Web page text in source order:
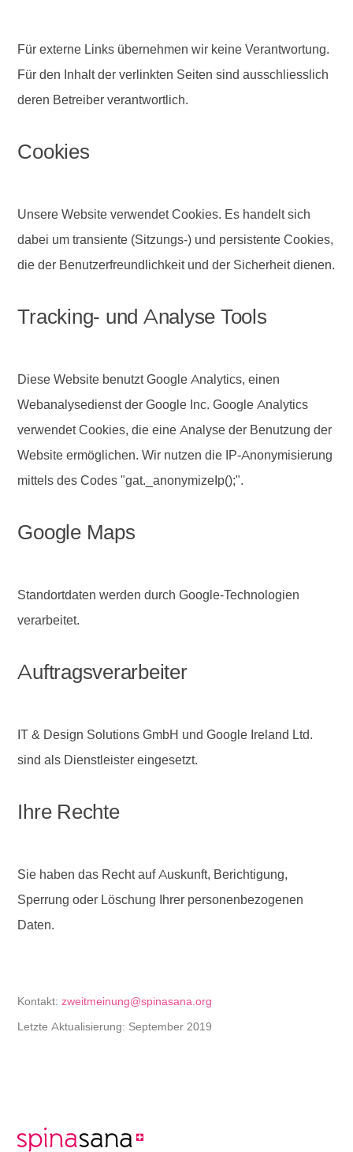
Für externe Links übernehmen wir keine Verantwortung.
Für den Inhalt der verlinkten Seiten sind ausschliesslich
deren Betreiber verantwortlich.
Cookies
Unsere Website verwendet Cookies. Es handelt sich
dabei um transiente (Sitzungs-) und persistente Cookies,
die der Benutzerfreundlichkeit und der Sicherheit dienen.
Tracking- und Analyse Tools
Diese Website benutzt Google Analytics, einen
Webanalysedienst der Google Inc. Google Analytics
verwendet Cookies, die eine Analyse der Benutzung der
Website ermöglichen. Wir nutzen die IP-Anonymisierung
mittels des Codes "gat._anonymizeIp();".
Google Maps
Standortdaten werden durch Google-Technologien
verarbeitet.
Auftragsverarbeiter
IT & Design Solutions GmbH und Google Ireland Ltd.
sind als Dienstleister eingesetzt.
Ihre Rechte
Sie haben das Recht auf Auskunft, Berichtigung,
Sperrung oder Löschung Ihrer personenbezogenen
Daten.
Kontakt:zweitmeinung@spinasana.org
Letzte Aktualisierung: September 2019